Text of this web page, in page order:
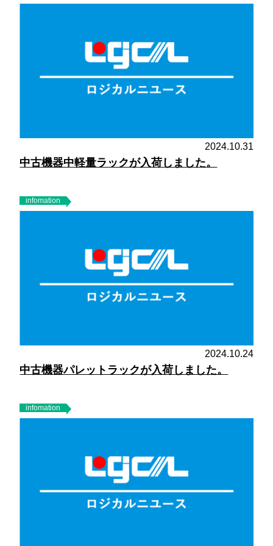
2024.10.31
中古機器中軽量ラックが入荷しました。
infomation
2024.10.24
中古機器パレットラックが入荷しました。
infomation